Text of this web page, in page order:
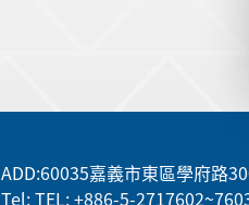
ADD:60035嘉義市東區學府路
Tel: TEL: +886-5-